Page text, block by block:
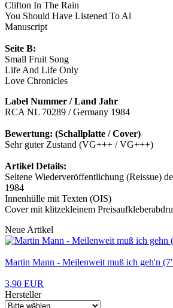
Clifton In The Rain
You Should Have Listened To Al
Manuscript
Seite B:
Small Fruit Song
Life And Life Only
Love Chronicles
Label Nummer / Land Jahr
RCA NL 70289 / Germany 1984
Bewertung: (Schallplatte / Cover)
Sehr guter Zustand (VG+++ / VG+++)
Artikel Details:
Seltene Wiederveröffentlichung (Reissue)
1984
Innenhülle mit Texten (OIS)
Cover mit klitzekleinem
Neue Artikel
Martin Mann - Meilenweit muß ich geh'n
3,90 EUR
Hersteller